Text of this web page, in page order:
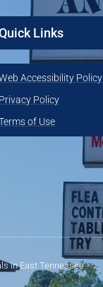
Links
Accessibility Policy
Privacy Policy
of Use
in East Tennessee